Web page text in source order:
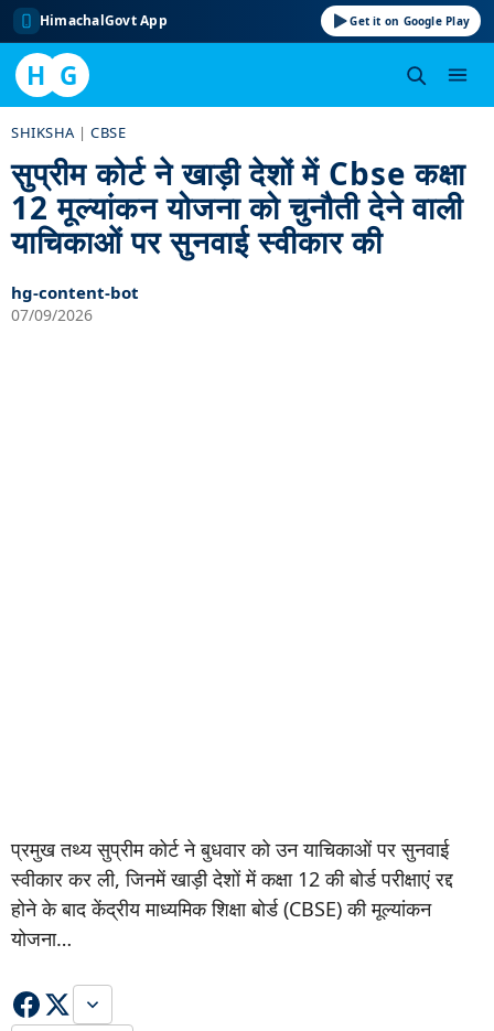
HimachalGovt App Get it on Google Play
H G
content
SHIKSHA |CBSE
सुप्रीम कोर्ट ने खाड़ी देशों में Cbse कक्षा
12 मूल्यांकन योजना को चुनौती देने वाली
याचिकाओं पर सुनवाई स्वीकार की
hg-content-bot
07/09/2026
प्रमुख तथ्य सुप्रीम कोर्ट ने बुधवार को उन याचिकाओं पर सुनवाई
स्वीकार कर ली, जिनमें खाड़ी देशों में कक्षा 12 की बोर्ड परीक्षाएं रद्द
होने के बाद केंद्रीय माध्यमिक शिक्षा बोर्ड (CBSE) की मूल्यांकन
योजना…